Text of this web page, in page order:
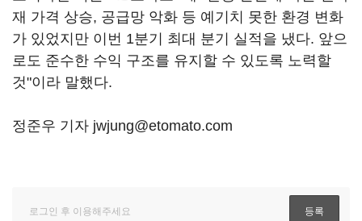
재 가격 상승, 공급망 악화 등 예기치 못한 환경 변화
가 있었지만 이번 1분기 최대 분기 실적을 냈다. 앞으
로도 준수한 수익 구조를 유지할 수 있도록 노력할
것"이라 말했다.
정준우 기자 jwjung@etomato.com